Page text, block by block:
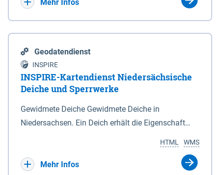
Mehr Infos
Geodatendienst
INSPIRE
INSPIRE-Kartendienst Niedersächsische
Deiche und Sperrwerke
Gewidmete Deiche Gewidmete Deiche in
Niedersachsen. Ein Deich erhält die Eigenschaft
Deichbehörde durch Verordnung ausspricht. Für
WMS
HTML
Mehr Infos